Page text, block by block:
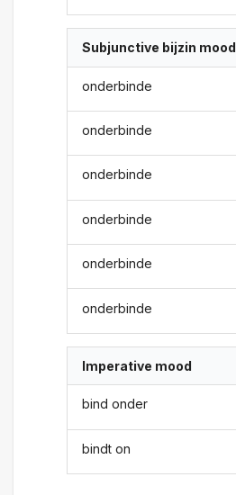
Subjunctive bijzin mood
onderbinde
onderbinde
onderbinde
onderbinde
onderbinde
onderbinde
Imperative mood
bind onder
bindt on